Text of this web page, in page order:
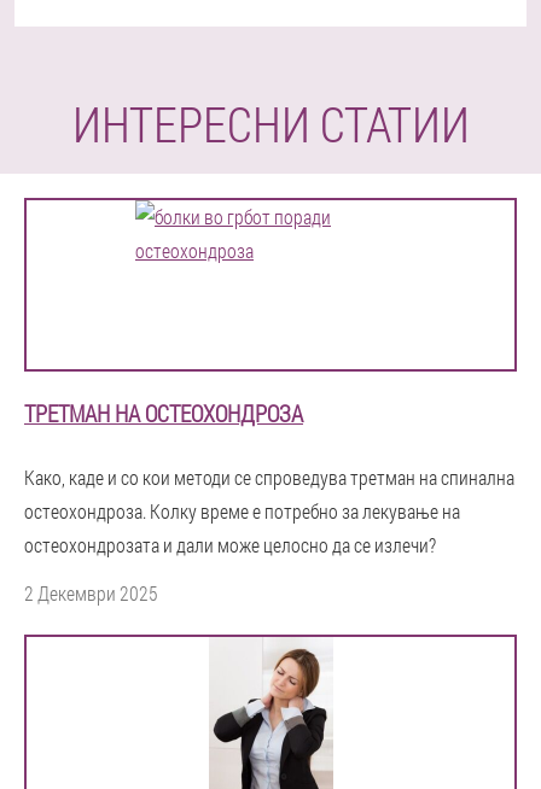
ИНТЕРЕСНИ СТАТИИ
ТРЕТМАН НА ОСТЕОХОНДРОЗА
Како, каде и со кои методи се спроведува третман на спинална
остеохондроза. Колку време е потребно за лекување на
остеохондрозата и дали може целосно да се излечи?
2 Декември 2025